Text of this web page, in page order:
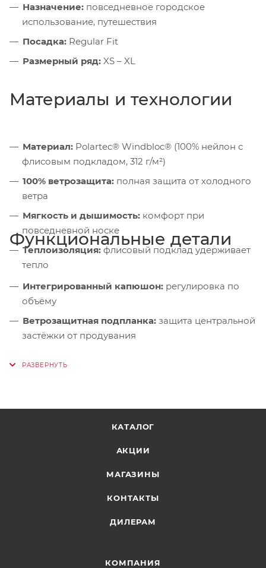
Назначение: повседневное городское
использование, путешествия
Посадка: Regular Fit
Размерный ряд: XS – XL
Материалы и технологии
Материал: Polartec® Windbloc® (100% нейлон с
флисовым подкладом, 312 г/м²)
100% ветрозащита: полная защита от холодного
ветра
Мягкость и дышимость: комфорт при
повседневной носке
Теплоизоляция: флисовый подклад удерживает
тепло
Функциональные детали
Интегрированный капюшон: регулировка по
объёму
Ветрозащитная подпланка: защита центральной
застёжки от продувания
или карты
Внутренний карман на молнии:
Регулировка по низу изделия:
посадки под погоду
КАТАЛОГ
АКЦИИ
МАГАЗИНЫ
КОНТАКТЫ
ДИЛЕРАМ
КОМПАНИЯ